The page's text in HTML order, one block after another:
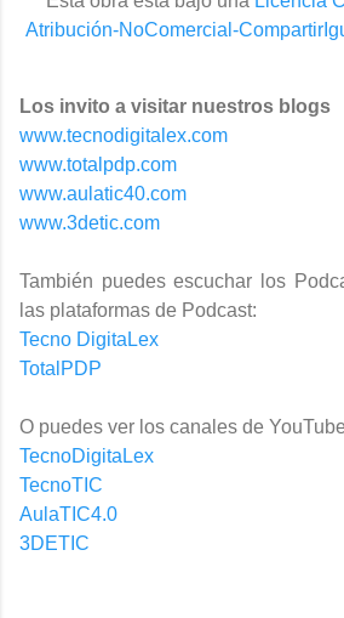
Atribución-NoComercial-
Los invito a visitar nuestros blogs
www.tecnodigitalex.com
www.totalpdp.com
www.aulatic40.com
www.3detic.com
También puedes escuchar los
las plataformas de Podcast:
Tecno DigitaLex
TotalPDP
O puedes ver los canales de
TecnoDigitaLex
TecnoTIC
AulaTIC4.0
3DETIC